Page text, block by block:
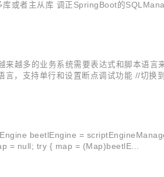
或者主从库 调正SpringBoot的
越多的业务系统需要表达式和脚本语言
，支持单行和设置断点调试功能 //切换
beetlEngine =
l"); //一个简单例子 SimpleBindings simpleBindings = new SimpleBindings(); simpleBindings.put("arg",arg); Map map = null; try { map = (Map)beetlE...